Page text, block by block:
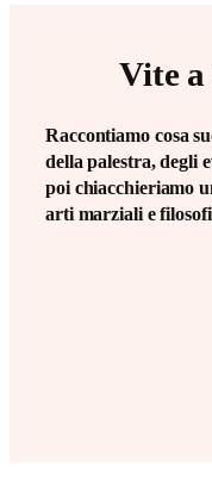
Vite
Raccontiamo cosa
della palestra, degli
poi chiacchieriamo
arti marziali e